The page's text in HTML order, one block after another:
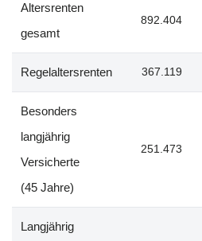
Altersrenten
gesamt
892.404
Regelaltersrenten 367.119
Besonders
langjährig
Versicherte
(45 Jahre)
251.473
Langjährig